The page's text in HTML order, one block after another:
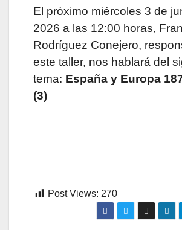
El próximo miércoles 3 de
2026 a las 12:00 horas,
Rodríguez Conejero,
este taller, nos hablará del
tema: España y Europa
(3)
Post Views: 270